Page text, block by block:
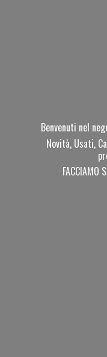
Benvenuti nel
Novità, Usati,
FACCIAMO